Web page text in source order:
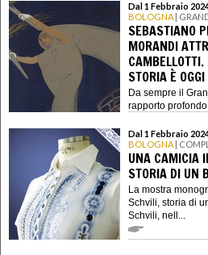
Dal 1 Febbraio
BOLOGNA |
SEBASTIANO
MORANDI
STORIA È OGGI
Da sempre il
rapporto
Dal 1 Febbraio
BOLOGNA |
UNA CAMICIA
STORIA DI UN
La mostra
Schvili, storia di
Schvili, nell...